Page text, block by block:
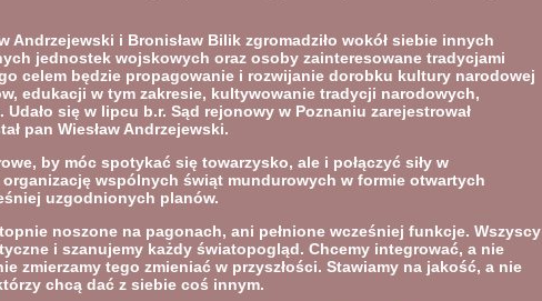
Andrzejewski i Bronisław Bilik zgromadziło wokół siebie innych
jednostek wojskowych oraz osoby zainteresowane tradycjami
celem będzie propagowanie i rozwijanie dorobku kultury narodowej
edukacji w tym zakresie, kultywowanie tradycji narodowych,
się w lipcu b.r. Sąd rejonowy w Poznaniu zarejestrował
pan Wiesław Andrzejewski.
by móc spotykać się towarzysko, ale i połączyć siły w
wspólnych świąt mundurowych w formie otwartych
uzgodnionych planów.
noszone na pagonach, ani pełnione wcześniej funkcje. Wszyscy
i szanujemy każdy światopogląd. Chcemy integrować, a nie
zmierzamy tego zmieniać w przyszłości. Stawiamy na jakość, a nie
chcą dać z siebie coś innym.